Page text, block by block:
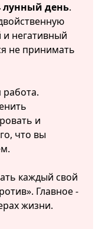
лунный день.
и негативный
не принимать
работа.
и
что вы
каждый свой
Главное -
жизни.